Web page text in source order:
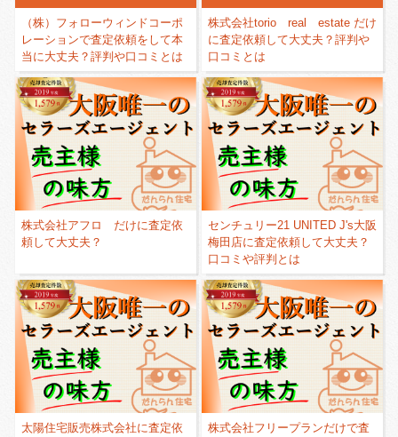
（株）フォローウィンドコーポ
レーションで査定依頼をして本
当に大丈夫？評判や口コミとは
株式会社torio real estate だけ
に査定依頼して大丈夫？評判や
口コミとは
株式会社アフロ だけに査定依
頼して大丈夫？
センチュリー21 UNITED J's大阪
梅田店に査定依頼して大丈夫？
口コミや評判とは
太陽住宅販売株式会社に査定依
株式会社フリープランだけで査